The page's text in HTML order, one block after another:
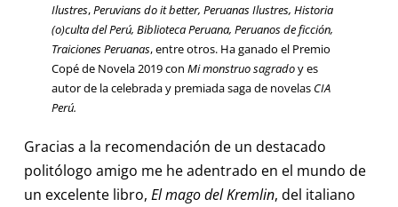
Ilustres,Peruvians do it better, Peruanas Ilustres, Historia
(o)culta del Perú, Biblioteca Peruana, Peruanos de ficción,
Traiciones Peruanas, entre otros. Ha ganado el Premio
Copé de Novela 2019 conMi monstruo sagradoy es
autor de la celebrada y premiada saga de novelas CIA
Perú.
Gracias a la recomendación de un destacado
politólogo amigo me he adentrado en el mundo de
un excelente libro, El mago del Kremlin, del italiano